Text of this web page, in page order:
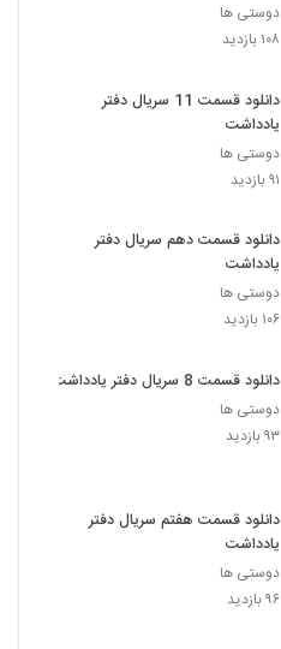
دوستی ها
۱۰۸ بازدید
دانلود قسمت 11 سریال دفتر
یادداشت
دوستی ها
۹۱ بازدید
دانلود قسمت دهم سریال دفتر
یادداشت
دوستی ها
۱۰۶ بازدید
دانلود قسمت 8 سریال دفتر یادداشت
دوستی ها
۹۳ بازدید
دانلود قسمت هفتم سریال دفتر
یادداشت
دوستی ها
۹۶ بازدید